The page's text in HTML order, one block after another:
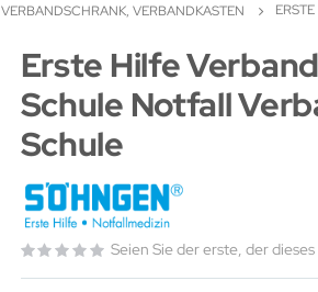
VERBANDSCHRANK, VERBANDKASTEN
Zum
Anfang
der
Bildergalerie
springen
Erste Hilfe
Schule Notfall
Schule
Seien Sie der erste, der